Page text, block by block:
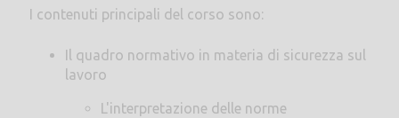
I contenuti principali del corso sono:
Il quadro normativo in materia di sicurezza sul
lavoro
L'interpretazione delle norme